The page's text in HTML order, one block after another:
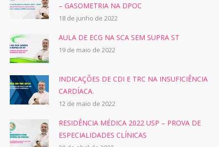
– GASOMETRIA NA DPOC
18 de junho de 2022
AULA DE ECG NA SCA SEM SUPRA ST
19 de maio de 2022
INDICAÇÕES DE CDI E TRC NA INSUFICIÊNCIA
CARDÍACA.
12 de maio de 2022
RESIDÊNCIA MÉDICA 2022 USP – PROVA DE
ESPECIALIDADES CLÍNICAS